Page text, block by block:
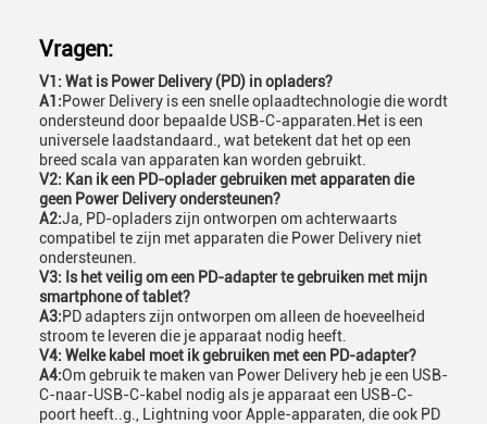
Vragen:
V1: Wat is Power Delivery (PD) in opladers?
A1:Power Delivery is een snelle oplaadtechnologie die wordt
ondersteund door bepaalde USB-C-apparaten.Het is een
universele laadstandaard., wat betekent dat het op een
breed scala van apparaten kan worden gebruikt.
V2: Kan ik een PD-oplader gebruiken met apparaten die
geen Power Delivery ondersteunen?
A2:Ja, PD-opladers zijn ontworpen om achterwaarts
compatibel te zijn met apparaten die Power Delivery niet
ondersteunen.
V3: Is het veilig om een PD-adapter te gebruiken met mijn
smartphone of tablet?
A3:PD adapters zijn ontworpen om alleen de hoeveelheid
stroom te leveren die je apparaat nodig heeft.
V4: Welke kabel moet ik gebruiken met een PD-adapter?
A4:Om gebruik te maken van Power Delivery heb je een USB-
C-naar-USB-C-kabel nodig als je apparaat een USB-C-
poort heeft..g., Lightning voor Apple-apparaten, die ook PD